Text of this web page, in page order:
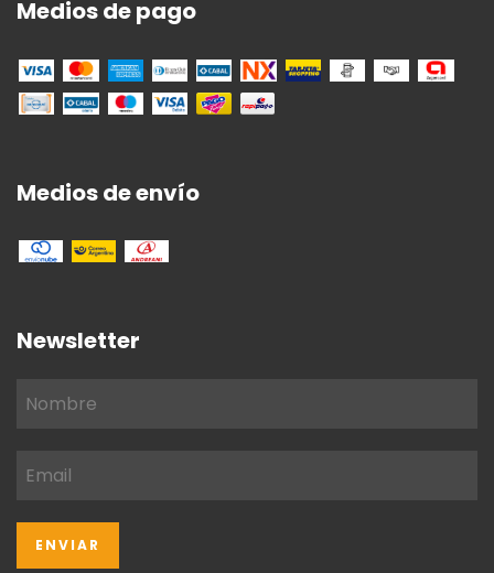
Medios de pago
Medios de envío
Newsletter